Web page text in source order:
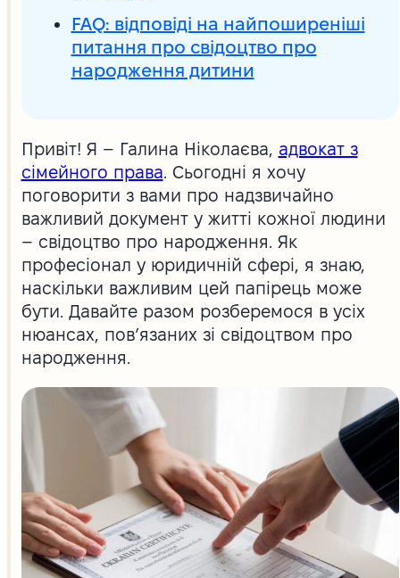
FAQ: відповіді на найпоширеніші
питання про свідоцтво про
народження дитини
Привіт! Я – Галина Ніколаєва, адвокат з
сімейного права. Сьогодні я хочу
поговорити з вами про надзвичайно
важливий документ у житті кожної людини
– свідоцтво про народження. Як
професіонал у юридичній сфері, я знаю,
наскільки важливим цей папірець може
бути. Давайте разом розберемося в усіх
нюансах, пов’язаних зі свідоцтвом про
народження.